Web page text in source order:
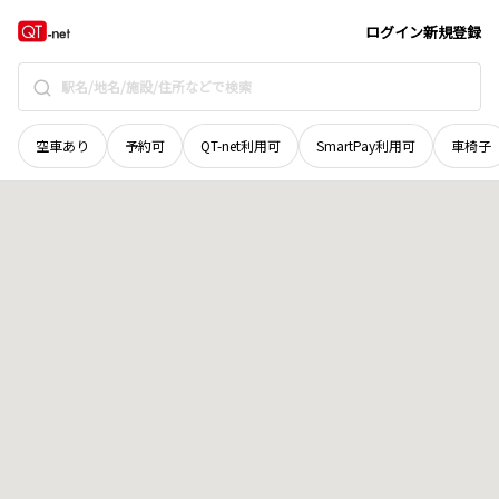
ログイン新規登録
空車あり 予約可 QT-net利用可 SmartPay利用可 車椅子
徳島県